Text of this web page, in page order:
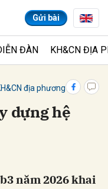
Gửi bài
ĐÀN KH&CN ĐỊA
địa phương
dựng hệ
năm 2026 khai